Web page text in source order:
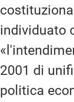
individuato
2001 di
politica